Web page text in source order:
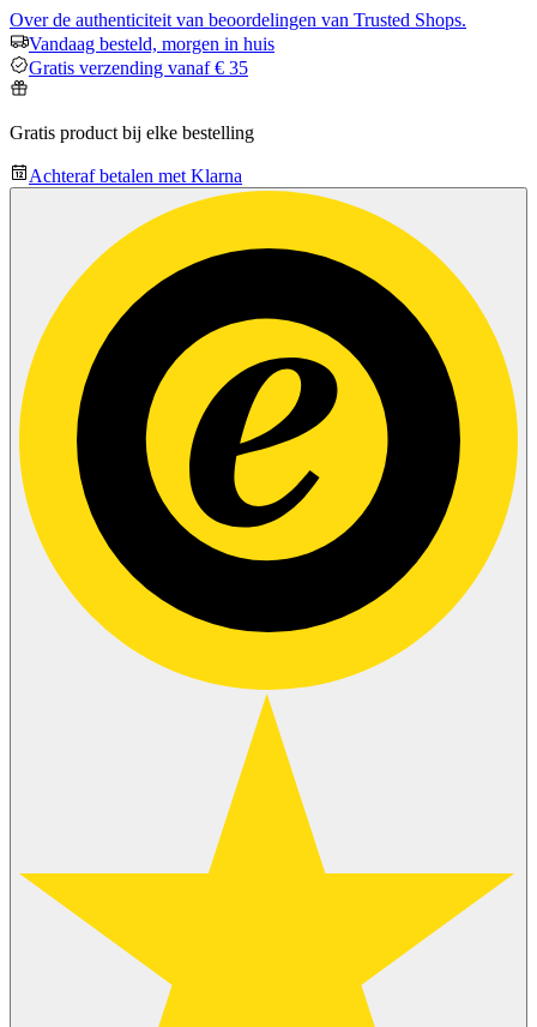
Over de authenticiteit van beoordelingen van Trusted Shops.
Vandaag besteld, morgen in huis
Gratis verzending vanaf € 35
Gratis product bij elke bestelling
Achteraf betalen met Klarna